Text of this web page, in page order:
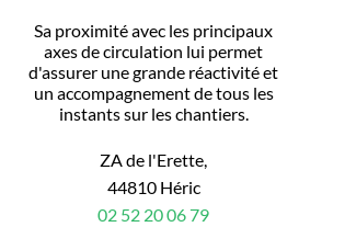
Sa proximité avec les principaux
axes de circulation lui permet
d'assurer une grande réactivité et
un accompagnement de tous les
instants sur les chantiers.
ZA de l'Erette,
44810 Héric
02 52 20 06 79